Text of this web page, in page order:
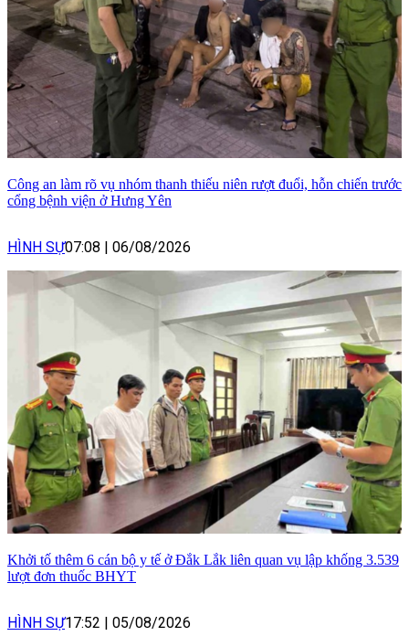
Công an làm rõ vụ nhóm thanh thiếu niên rượt đuổi, hỗn chiến trước
cổng bệnh viện ở Hưng Yên
HÌNH SỰ07:08 | 06/08/2026
Khởi tố thêm 6 cán bộ y tế ở Đắk Lắk liên quan vụ lập khống 3.539
lượt đơn thuốc BHYT
HÌNH SỰ17:52 | 05/08/2026